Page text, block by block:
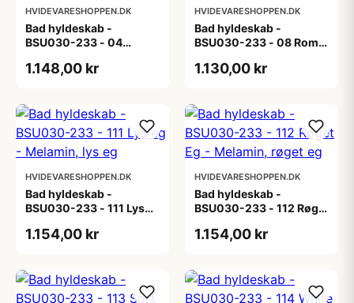
HVIDEVARESHOPPEN.DK
Bad hyldeskab -
BSU030-233 - 04
1.148,00 kr
HVIDEVARESHOPPEN.DK
Bad hyldeskab -
BSU030-233 - 08 Roma
1.130,00 kr
HVIDEVARESHOPPEN.DK
Bad hyldeskab -
BSU030-233 - 111 Lys
1.154,00 kr
HVIDEVARESHOPPEN.DK
Bad hyldeskab -
BSU030-233 - 112 Røget
1.154,00 kr